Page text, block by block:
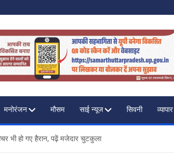
मनोरंजन मौसम साई न्यूज सिवनी व्यापार
भी हो गए हैरान, पढ़ें मजेदार चुटकुला